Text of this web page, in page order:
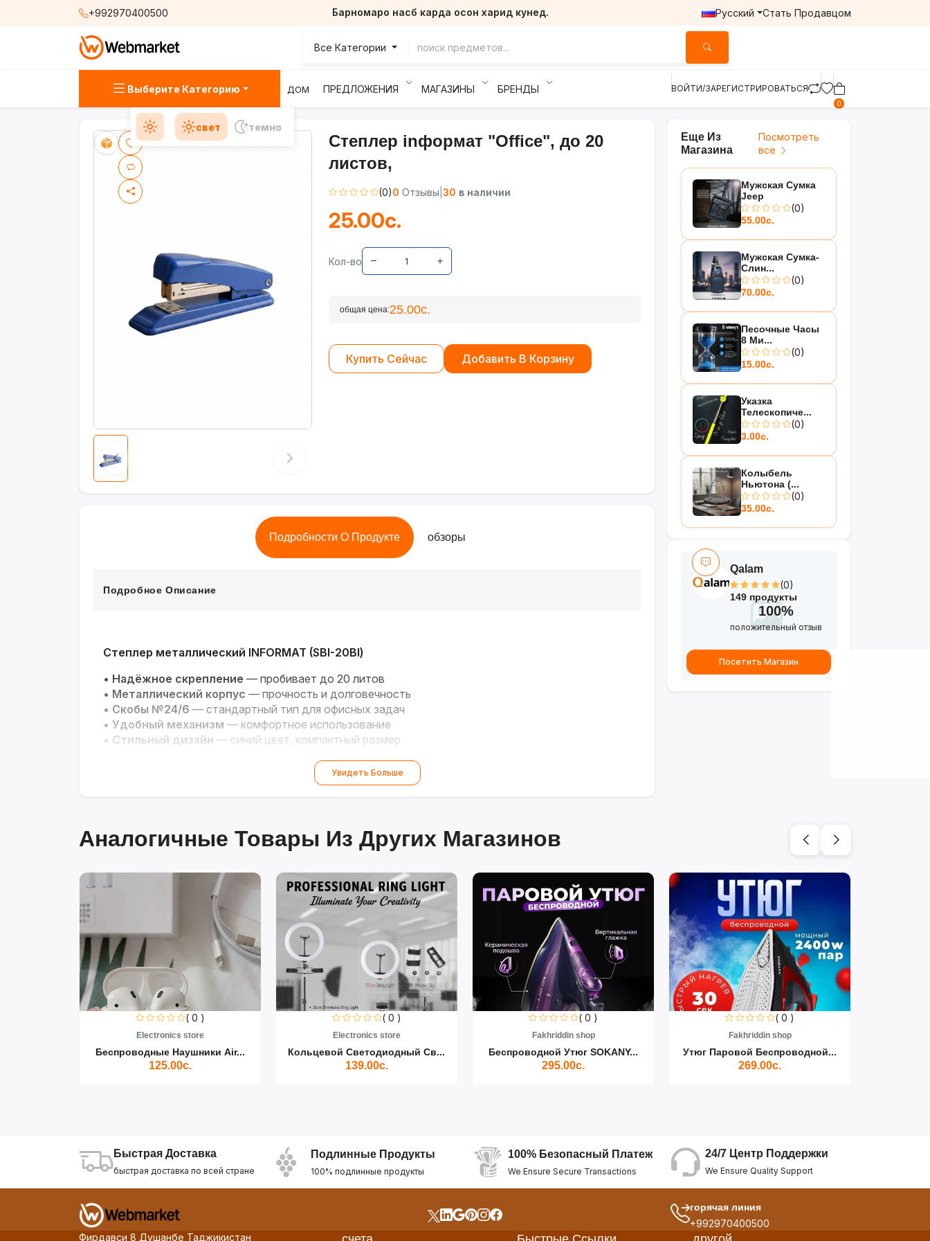
+992970400500 Барномаро насб карда осон харид кунед. Русский Стать Продавцом
Все Категории
Выберите Категорию ДОМ ПРЕДЛОЖЕНИЯ МАГАЗИНЫ БРЕНДЫ ВОЙТИ/ЗАРЕГИСТРИРОВАТЬСЯ
0
свет темно
Степлер inформат "Office", до 20
листов,
(0)0 Отзывы 30 в наличии
25.00с.
Кол-во
общая цена:25.00с.
Купить Сейчас Добавить В Корзину
Подробности О Продукте обзоры
Подробное Описание
Степлер металлический INFORMAT (SBI-20Bl)
• Надёжное скрепление — пробивает до 20 литов
• Металлический корпус — прочность и долговечность
• Скобы №24/6 — стандартный тип для офисных задач
• Удобный механизм — комфортное использование
• Стильный дизайн — синий цвет, компактный размер
Увидеть Больше
Еще Из
Магазина
Посмотреть
все
Мужская Сумка
Jeep
(0)
55.00с.
Мужская Сумка-
Слин...
(0)
70.00с.
Песочные Часы
8 Ми...
(0)
15.00с.
Указка
Телескопиче...
(0)
3.00с.
Колыбель
Ньютона (...
(0)
35.00с.
Qalam
(0)
149 продукты
100%
положительный отзыв
Посетить Магазин
Аналогичные Товары Из Других Магазинов
( 0 )
Electronics store
Беспроводные Наушники Air...
125.00с.
( 0 )
Electronics store
Кольцевой Светодиодный Св...
139.00с.
( 0 )
Fakhriddin shop
Беспроводной Утюг SOKANY...
295.00с.
( 0 )
Fakhriddin shop
Утюг Паровой Беспроводной...
269.00с.
Быстрая Доставка
быстрая доставка по всей стране
Подлинные Продукты
100% подлинные продукты
100% Безопасный Платеж
We Ensure Secure Transactions
24/7 Центр Поддержки
We Ensure Quality Support
горячая линия
+992970400500
Фирдавси 8 Душанбе Таджикистан